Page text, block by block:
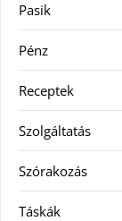
Pasik
Pénz
Receptek
Szolgáltatás
Szórakozás
Táskák